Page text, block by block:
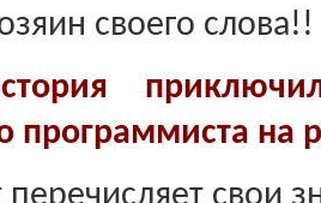
своего слова!!
программиста на